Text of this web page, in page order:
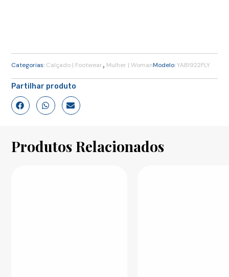
Categorias: Calçado | Footwear, Mulher | WomanModelo:YABI922FLY
Partilhar produto
Produtos Relacionados